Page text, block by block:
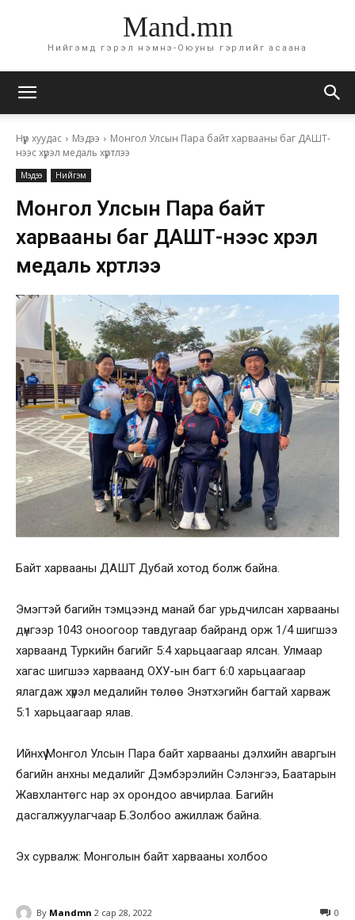
Mand.mn
Нийгэмд гэрэл нэмнэ-Оюуны гэрлийг асаана
Нүүр хуудас Мэдээ
Монгол Улсын Пара байт харвааны баг ДАШТ-
нээс хүрэл медаль хүртлээ
Мэдээ Нийгэм
Монгол Улсын Пара байт
харвааны баг ДАШТ-нээс хүрэл
медаль хүртлээ
Байт харвааны ДАШТ Дубай хотод болж байна.
Эмэгтэй багийн тэмцээнд манай баг урьдчилсан харвааны
дүнгээр 1043 оноогоор тавдугаар байранд орж 1/4 шигшээ
харваанд Туркийн багийг 5:4 харьцаагаар ялсан. Улмаар
хагас шигшээ харваанд ОХУ-ын багт 6:0 харьцаагаар
ялагдаж хүрэл медалийн төлөө Энэтхэгийн багтай харваж
5:1 харьцаагаар ялав.
Ийнхүү Монгол Улсын Пара байт харвааны дэлхийн аваргын
багийн анхны медалийг Дэмбэрэлийн Сэлэнгээ, Баатарын
Жавхлантөгс нар эх орондоо авчирлаа. Багийн
дасгалжуулагчаар Б.Золбоо ажиллаж байна.
Эх сурвалж: Монголын байт харвааны холбоо
By Mandmn 2 сар 28, 2022 0